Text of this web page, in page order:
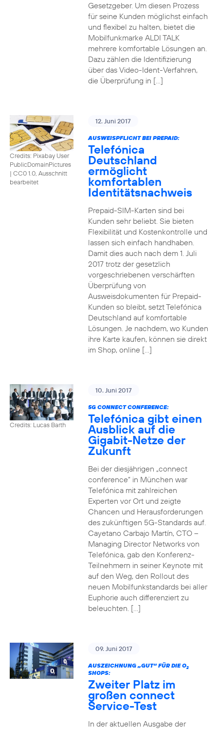
Gesetzgeber. Um diesen Prozess
für seine Kunden möglichst einfach
und flexibel zu halten, bietet die
Mobilfunkmarke ALDI TALK
mehrere komfortable Lösungen an.
Dazu zählen die Identifizierung
über das Video-Ident-Verfahren,
die Überprüfung in […]
Credits: Pixabay User
PublicDomainPictures
| CC0 1.0, Ausschnitt
bearbeitet
12. Juni 2017
AUSWEISPFLICHT BEI PREPAID:
Telefónica
Deutschland
ermöglicht
komfortablen
Identitätsnachweis
Prepaid-SIM-Karten sind bei
Kunden sehr beliebt. Sie bieten
Flexibilität und Kostenkontrolle und
lassen sich einfach handhaben.
Damit dies auch nach dem 1. Juli
2017 trotz der gesetzlich
vorgeschriebenen verschärften
Überprüfung von
Ausweisdokumenten für Prepaid-
Kunden so bleibt, setzt Telefónica
Deutschland auf komfortable
Lösungen. Je nachdem, wo Kunden
ihre Karte kaufen, können sie direkt
im Shop, online […]
Credits: Lucas Barth
10. Juni 2017
5G CONNECT CONFERENCE:
Telefónica gibt einen
Ausblick auf die
Gigabit-Netze der
Zukunft
Bei der diesjährigen „connect
conference“ in München war
Telefónica mit zahlreichen
Experten vor Ort und zeigte
Chancen und Herausforderungen
des zukünftigen 5G-Standards auf.
Cayetano Carbajo Martín, CTO –
Managing Director Networks von
Telefónica, gab den Konferenz-
Teilnehmern in seiner Keynote mit
auf den Weg, den Rollout des
neuen Mobilfunkstandards bei aller
Euphorie auch differenziert zu
beleuchten. […]
09. Juni 2017
AUSZEICHNUNG „GUT“ FÜR DIE O2
SHOPS:
Zweiter Platz im
großen connect
Service-Test
In der aktuellen Ausgabe der